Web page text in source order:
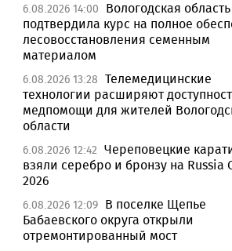
6.08.2026 14:00
Вологодская область
подтвердила курс на полное
лесовосстановления семенным
материалом
6.08.2026 13:28 Телемедицинские
технологии расширяют
медпомощи для жителей
области
6.08.2026 12:42 Череповецкие
взяли серебро и бронзу на Russia
2026
6.08.2026 12:09 В поселке Щепье
Бабаевского округа открыли
отремонтированный мост